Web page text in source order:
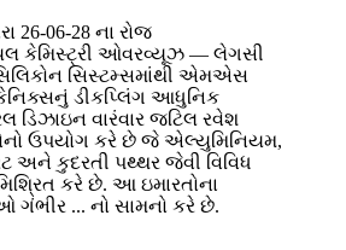
26-06-28 ના રોજ
કેમિસ્ટ્રી ઓવરવ્યૂઝ — લેગસી
સિસ્ટમ્સમાંથી એમએસ
ડીકપ્લિંગ આધુનિક
ડિઝાઇન વારંવાર જટિલ રવેશ
ઉપયોગ કરે છે જે એલ્યુમિનિયમ,
અને કુદરતી પથ્થર જેવી વિવિધ
કરે છે. આ ઇમારતોના
ગંભીર ... નો સામનો કરે છે.